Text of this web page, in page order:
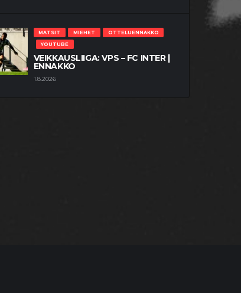
MATSIT MIEHET
OTTELUENNAKKO
YOUTUBE
VEIKKAUSLIIGA: VPS – FC INTER |
ENNAKKO
1.8.2026